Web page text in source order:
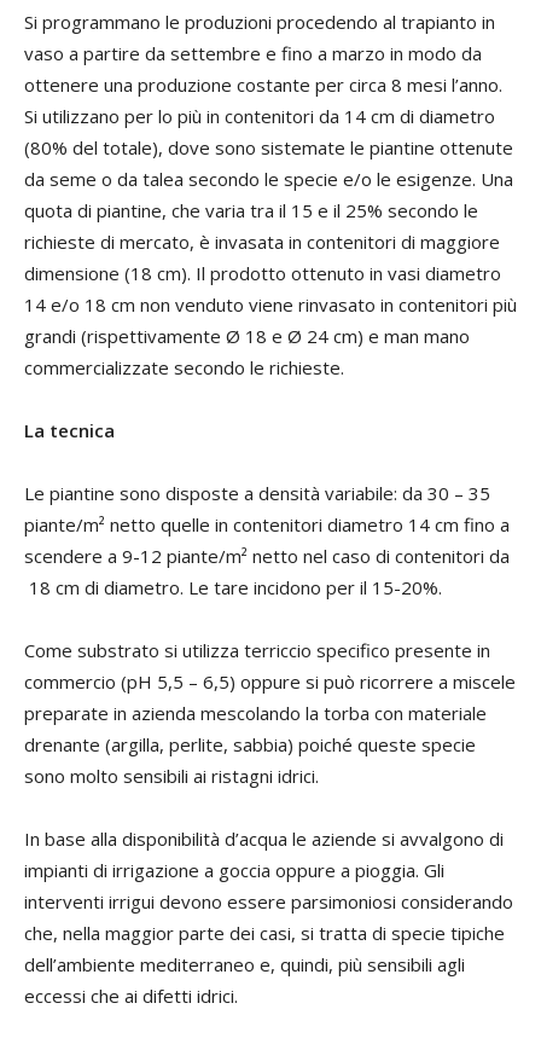
Si programmano le produzioni procedendo al trapianto in
vaso a partire da settembre e fino a marzo in modo da
ottenere una produzione costante per circa 8 mesi l’anno.
Si utilizzano per lo più in contenitori da 14 cm di diametro
(80% del totale), dove sono sistemate le piantine ottenute
da seme o da talea secondo le specie e/o le esigenze. Una
quota di piantine, che varia tra il 15 e il 25% secondo le
richieste di mercato, è invasata in contenitori di maggiore
dimensione (18 cm). Il prodotto ottenuto in vasi diametro
14 e/o 18 cm non venduto viene rinvasato in contenitori più
grandi (rispettivamente Ø 18 e Ø 24 cm) e man mano
commercializzate secondo le richieste.
La tecnica
Le piantine sono disposte a densità variabile: da 30 – 35
piante/m² netto quelle in contenitori diametro 14 cm fino a
scendere a 9-12 piante/m² netto nel caso di contenitori da
18 cm di diametro. Le tare incidono per il 15-20%.
Come substrato si utilizza terriccio specifico presente in
commercio (pH 5,5 – 6,5) oppure si può ricorrere a miscele
preparate in azienda mescolando la torba con materiale
drenante (argilla, perlite, sabbia) poiché queste specie
sono molto sensibili ai ristagni idrici.
In base alla disponibilità d’acqua le aziende si avvalgono di
impianti di irrigazione a goccia oppure a pioggia. Gli
interventi irrigui devono essere parsimoniosi considerando
che, nella maggior parte dei casi, si tratta di specie tipiche
dell’ambiente mediterraneo e, quindi, più sensibili agli
eccessi che ai difetti idrici.